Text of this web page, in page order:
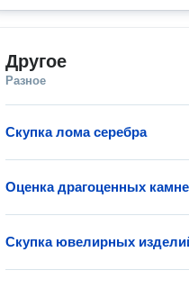
Другое
Разное
Скупка лома серебра
Оценка драгоценных
Скупка ювелирных